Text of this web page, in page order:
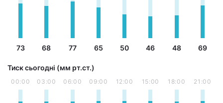
73 68 77 65 50 46 48 69
Тиск сьогодні (мм рт.ст.)
00:00 03:00 06:00 09:00 12:00 15:00 18:00 21:00